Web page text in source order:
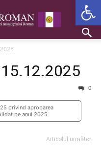
0
privind aprobarea
pe anul 2025
Articolul următor